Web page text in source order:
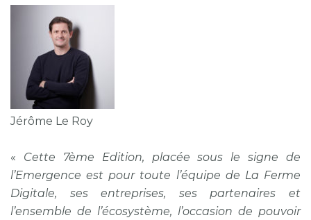
Jérôme Le Roy
« Cette 7ème Edition, placée sous le signe de
l’Emergence est pour toute l’équipe de La Ferme
Digitale, ses entreprises, ses partenaires et
l’ensemble de l’écosystème, l’occasion de pouvoir